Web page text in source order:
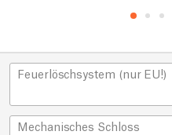
Feuerlöschsystem (nur EU!)
Mechanisches Schloss